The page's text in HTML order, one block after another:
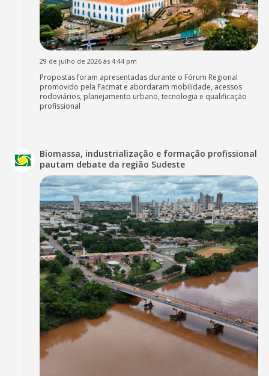
29 de julho de 2026 às 4:44 pm
Propostas foram apresentadas durante o Fórum Regional
promovido pela Facmat e abordaram mobilidade, acessos
rodoviários, planejamento urbano, tecnologia e qualificação
profissional
Biomassa, industrialização e formação profissional
pautam debate da região Sudeste